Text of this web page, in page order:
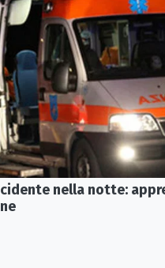
nella notte: